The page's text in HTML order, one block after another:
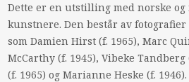
Dette er en utstilling med norske
kunstnere. Den består av
som Damien Hirst (f. 1965), Marc
McCarthy (f. 1945), Vibeke
(f. 1965) og Marianne Heske (f.